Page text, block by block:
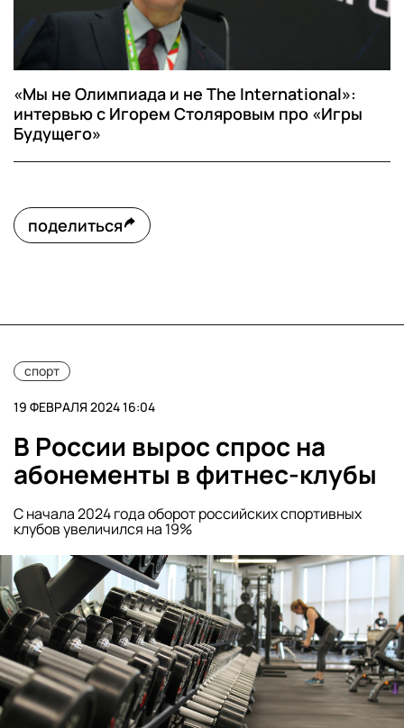
«Мы не Олимпиада и не The International»:
интервью с Игорем Столяровым про «Игры
Будущего»
поделиться
спорт
19 ФЕВРАЛЯ 2024 16:04
В России вырос спрос на
абонементы в фитнес-клубы
С начала 2024 года оборот российских спортивных
клубов увеличился на 19%